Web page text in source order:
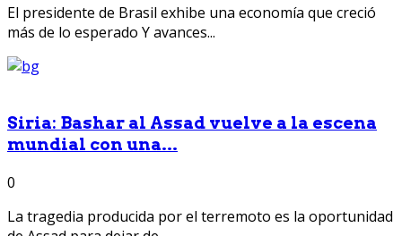
El presidente de Brasil exhibe una economía que creció
más de lo esperado Y avances...
Siria: Bashar al Assad vuelve a la escena
mundial con una...
0
La tragedia producida por el terremoto es la oportunidad